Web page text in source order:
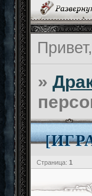
»
Страница: 1